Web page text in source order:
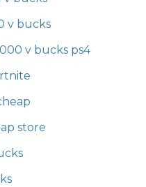
v bucks
v bucks ps4
store